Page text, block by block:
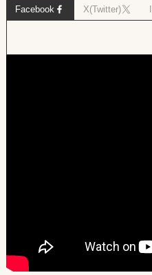
Facebook X(Twitter)